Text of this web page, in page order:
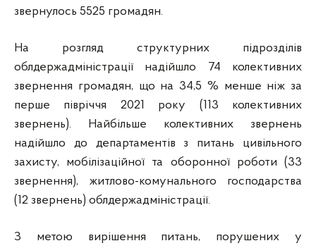
звернулось 5525 громадян.
На розгляд структурних підрозділів
облдержадміністрації надійшло 74 колективних
звернення громадян, що на 34,5 % менше ніж за
перше півріччя 2021 року (113 колективних
звернень). Найбільше колективних звернень
надійшло до департаментів з питань цивільного
захисту, мобілізаційної та оборонної роботи (33
звернення), житлово-комунального господарства
(12 звернень) облдержадміністрації.
З метою вирішення питань, порушених у